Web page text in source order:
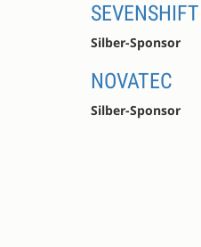
SEVENSHIFT
Silber-Sponsor
NOVATEC
Silber-Sponsor